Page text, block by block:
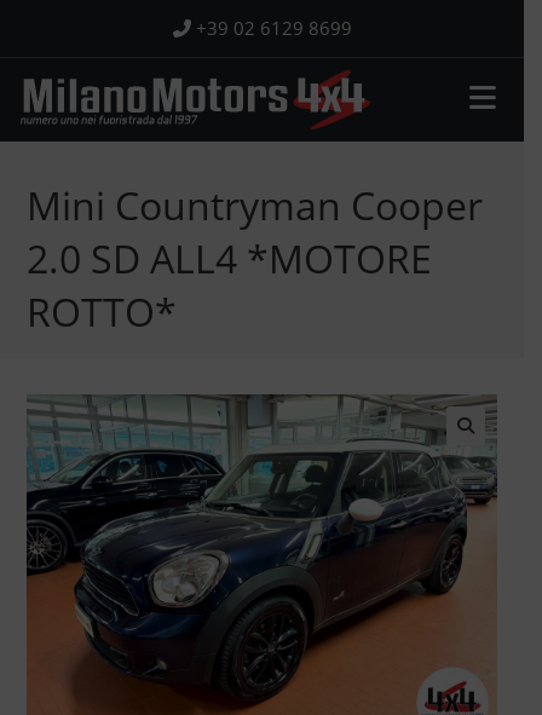
contenuto
+39 02 6129 8699
Mini Countryman Cooper
2.0 SD ALL4 *MOTORE
ROTTO*
🔍